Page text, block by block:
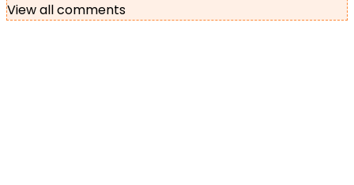
View all comments